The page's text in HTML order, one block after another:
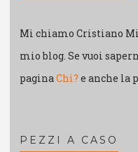
Mi chiamo Cristiano
mio blog. Se vuoi
paginaChi? e anche la
PEZZI A CASO